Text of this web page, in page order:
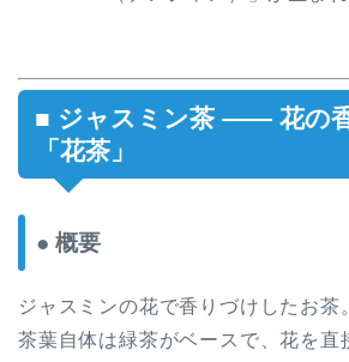
■ ジャスミン茶 —— 花の
「花茶」
● 概要
ジャスミンの花で香りづけしたお茶
茶葉自体は緑茶がベースで、花を直